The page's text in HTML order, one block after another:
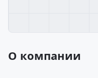
О компании